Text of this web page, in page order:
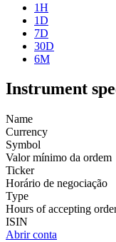
1H
1D
7D
30D
6M
Instrument
Name
Currency
Symbol
Valor mínimo da ordem
Ticker
Horário de negociação
Type
Hours of accepting
ISIN
Abrir conta